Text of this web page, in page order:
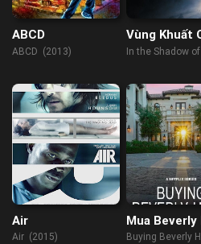
ABCD
ABCD (2013)
Vùng Khuất
Mặt Trăng
In the Shadow
Air
Air (2015)
Mua Beverly
Buying Beverly